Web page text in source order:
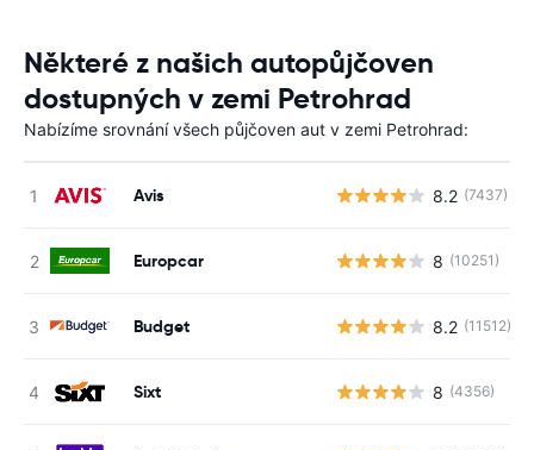
Některé z našich autopůjčoven
dostupných v zemi Petrohrad
Nabízíme srovnání všech půjčoven aut v zemi Petrohrad:
Avis 8.2 (7437)
Europcar 8 (10251)
Budget 8.2 (11512)
Sixt 8 (4356)